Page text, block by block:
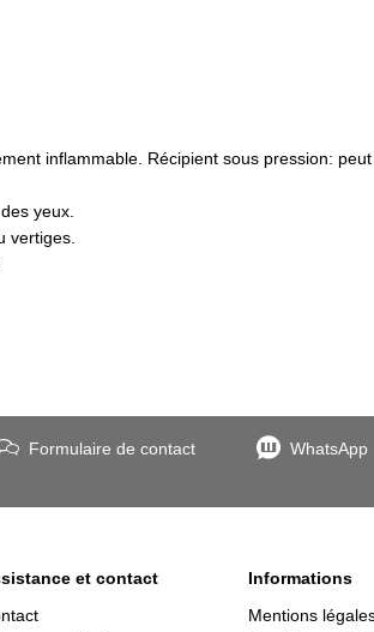
inflammable. Récipient sous pression:
yeux.
vertiges.
Formulaire de contact WhatsApp
et contact
Informations
Mentions